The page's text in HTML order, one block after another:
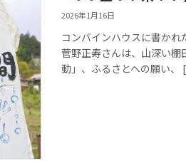
2026年1月16日
コンバインハウスに書か
菅野正寿さんは、山深い
動」、ふるさとへの願い